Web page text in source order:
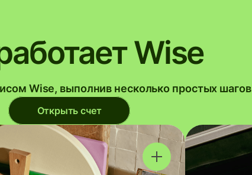
Wise
Wise, выполнив несколько простых шагов
Открыть счет